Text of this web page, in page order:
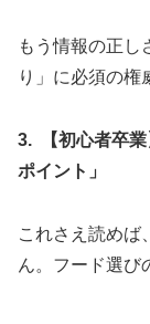
もう情報の正し
り」に必須の権
3. 【初心者卒業
ポイント」
これさえ読めば
ん。フード選び